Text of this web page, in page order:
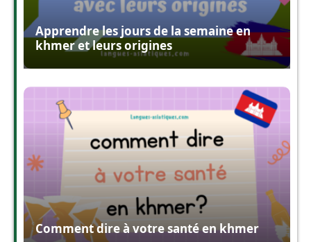
Apprendre les jours de la semaine en
khmer et leurs origines
Comment dire à votre santé en khmer